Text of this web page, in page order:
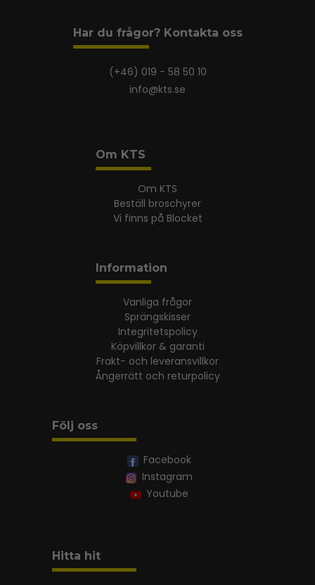
Har du frågor? Kontakta oss
(+46) 019 - 58 50 10
info@kts.se
Om KTS
Om KTS
Beställ broschyrer
Vi finns på Blocket
Information
Vanliga frågor
Sprängskisser
Integritetspolicy
Köpvillkor & garanti
Frakt- och leveransvillkor
Ångerrätt och returpolicy
Följ oss
Facebook
Instagram
Youtube
Hitta hit